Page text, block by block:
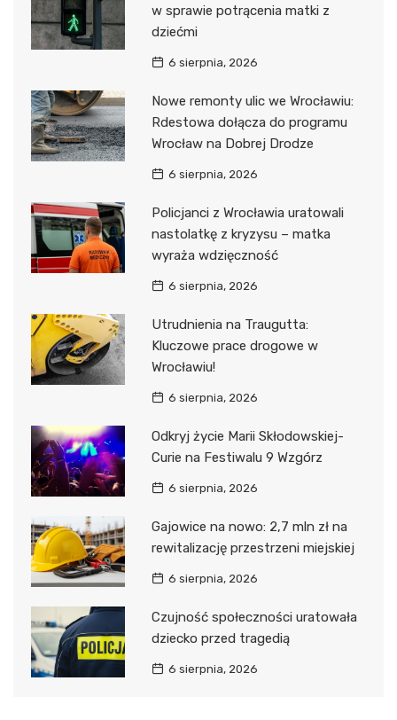
w sprawie potrącenia matki z
dziećmi
6 sierpnia, 2026
Nowe remonty ulic we Wrocławiu:
Rdestowa dołącza do programu
Wrocław na Dobrej Drodze
6 sierpnia, 2026
Policjanci z Wrocławia uratowali
nastolatkę z kryzysu – matka
wyraża wdzięczność
6 sierpnia, 2026
Utrudnienia na Traugutta:
Kluczowe prace drogowe w
Wrocławiu!
6 sierpnia, 2026
Odkryj życie Marii Skłodowskiej-
Curie na Festiwalu 9 Wzgórz
6 sierpnia, 2026
Gajowice na nowo: 2,7 mln zł na
rewitalizację przestrzeni miejskiej
6 sierpnia, 2026
Czujność społeczności uratowała
dziecko przed tragedią
6 sierpnia, 2026